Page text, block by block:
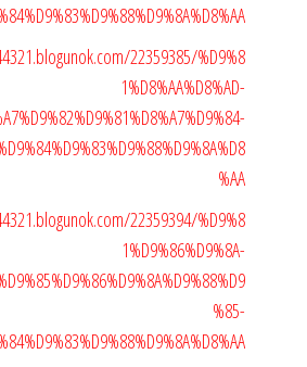
22359385/%D9%8
1%D8%AA%D8%AD-
%AA
22359394/%D9%8
1%D9%86%D9%8A-
%85-